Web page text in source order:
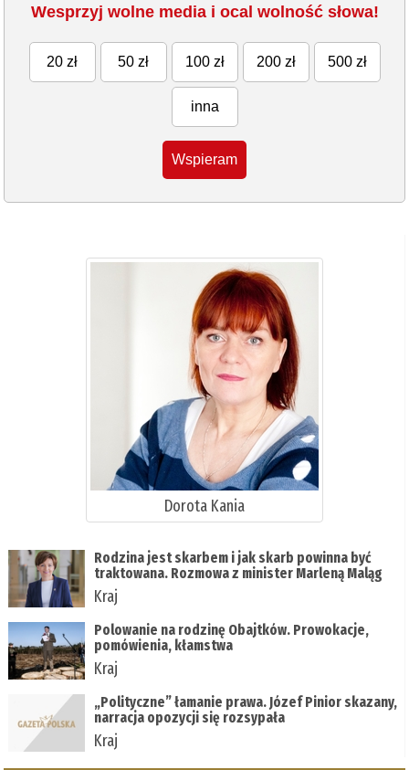
Wesprzyj wolne media i ocal wolność słowa!
20 zł 50 zł 100 zł 200 zł 500 zł
inna
Wspieram
Dorota Kania
Rodzina jest skarbem i jak skarb powinna być
traktowana. Rozmowa z minister Marleną Maląg
Kraj
Polowanie na rodzinę Obajtków. Prowokacje,
pomówienia, kłamstwa
Kraj
„Polityczne” łamanie prawa. Józef Pinior skazany,
narracja opozycji się rozsypała
Kraj